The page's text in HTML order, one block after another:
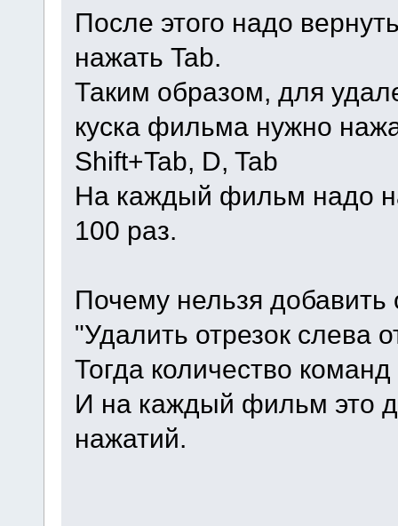
После этого надо
нажать Tab.
Таким образом, для
куска фильма нужно
Shift+Tab, D, Tab
На каждый фильм надо
100 раз.
Почему нельзя
"Удалить отрезок слева
Тогда количество
И на каждый фильм это
нажатий.